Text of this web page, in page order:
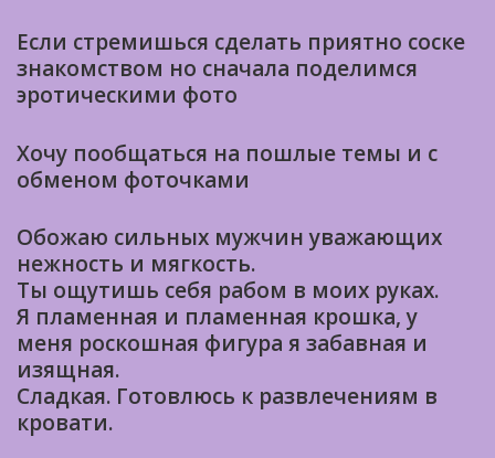
Если стремишься сделать приятно соске
знакомством но сначала поделимся
эротическими фото
Хочу пообщаться на пошлые темы и с
обменом фоточками
Обожаю сильных мужчин уважающих
нежность и мягкость.
Ты ощутишь себя рабом в моих руках.
Я пламенная и пламенная крошка, у
меня роскошная фигура я забавная и
изящная.
Сладкая. Готовлюсь к развлечениям в
кровати.